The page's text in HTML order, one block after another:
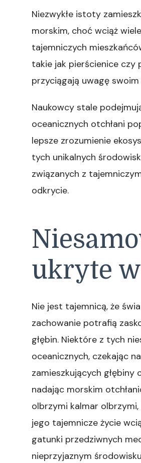
Niezwykłe istoty
morskim, choć wciąż
tajemniczych
takie jak pierścienice czy
przyciągają uwagę
Naukowcy stale
oceanicznych otchłani
lepsze zrozumienie
tych unikalnych
związanych z
odkrycie.
ukryte
Nie jest tajemnicą, że
zachowanie potrafią
głębin. Niektóre z tych
oceanicznych, czekając
zamieszkujących
nadając morskim
olbrzymi kalmar
jego tajemnicze życie
gatunki przedziwnych
nieprzyjaznym